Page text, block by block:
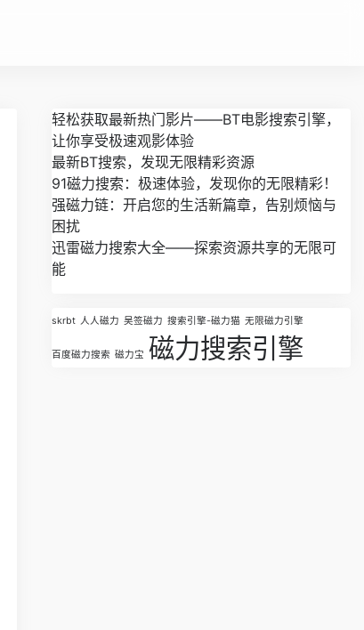
轻松获取最新热门影片——BT电影搜索引擎，
让你享受极速观影体验
最新BT搜索，发现无限精彩资源
91磁力搜索：极速体验，发现你的无限精彩！
强磁力链：开启您的生活新篇章，告别烦恼与
困扰
迅雷磁力搜索大全——探索资源共享的无限可
能
skrbt 人人磁力 吴签磁力 搜索引擎-磁力猫 无限磁力引擎
百度磁力搜索 磁力宝 磁力搜索引擎